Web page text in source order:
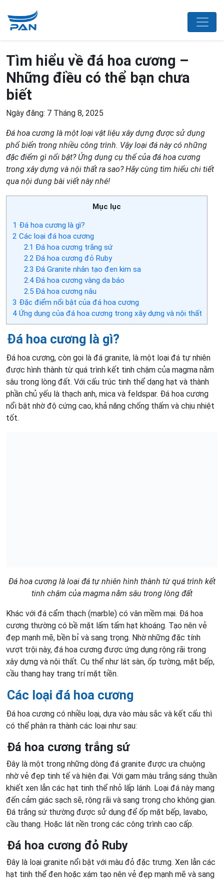
Tìm hiểu về đá hoa cương –
Những điều có thể bạn chưa
biết
Ngày đăng: 7 Tháng 8, 2025
Đá hoa cương là một loại vật liệu xây dựng được sử dụng
phổ biến trong nhiều công trình. Vậy loại đá này có những
đặc điểm gì nổi bật? Ứng dụng cụ thể của đá hoa cương
trong xây dựng và nội thất ra sao? Hãy cùng tìm hiểu chi tiết
qua nội dung bài viết này nhé!
Mục lục
1 Đá hoa cương là gì?
2 Các loại đá hoa cương
2.1 Đá hoa cương trắng sứ
2.2Đá hoa cương đỏ Ruby
2.3 Đá Granite nhân tạo đen kim sa
2.4Đá hoa cương vàng da báo
2.5Đá hoa cương nâu
3 Đặc điểm nổi bật của đá hoa cương
4 Ứng dụng của đá hoa cương trong xây dựng và nội thất
Đá hoa cương là gì?
Đá hoa cương, còn gọi là đá granite, là một loại đá tự nhiên
được hình thành từ quá trình kết tinh chậm của magma nằm
sâu trong lòng đất. Với cấu trúc tinh thể dạng hạt và thành
phần chủ yếu là thạch anh, mica và feldspar. Đá hoa cương
nổi bật nhờ độ cứng cao, khả năng chống thấm và chịu nhiệt
tốt.
Đá hoa cương là loại đá tự nhiên hình thành từ quá trình kết
tinh chậm của magma nằm sâu trong lòng đất
Khác với đá cẩm thạch (marble) có vân mềm mại. Đá hoa
cương thường có bề mặt lấm tấm hạt khoáng. Tạo nên vẻ
đẹp mạnh mẽ, bền bỉ và sang trọng. Nhờ những đặc tính
vượt trội này, đá hoa cương được ứng dụng rộng rãi trong
xây dựng và nội thất. Cụ thể như lát sàn, ốp tường, mặt bếp,
cầu thang hay trang trí mặt tiền.
Các loại đá hoa cương
Đá hoa cương có nhiều loại, dựa vào màu sắc và kết cấu thì
có thể phân ra thành các loại như sau:
Đá hoa cương trắng sứ
Đây là một trong những dòng đá granite được ưa chuộng
nhờ vẻ đẹp tinh tế và hiện đại. Với gam màu trắng sáng thuần
khiết xen lẫn các hạt tinh thể nhỏ lấp lánh. Loại đá này mang
đến cảm giác sạch sẽ, rộng rãi và sang trọng cho không gian.
Đá trắng sứ thường được sử dụng để ốp mặt bếp, lavabo,
cầu thang. Hoặc lát nền trong các công trình cao cấp.
Đá hoa cương đỏ Ruby
Đây là loại granite nổi bật với màu đỏ đặc trưng. Xen lẫn các
hạt tinh thể đen hoặc xám tạo nên vẻ đẹp mạnh mẽ và sang